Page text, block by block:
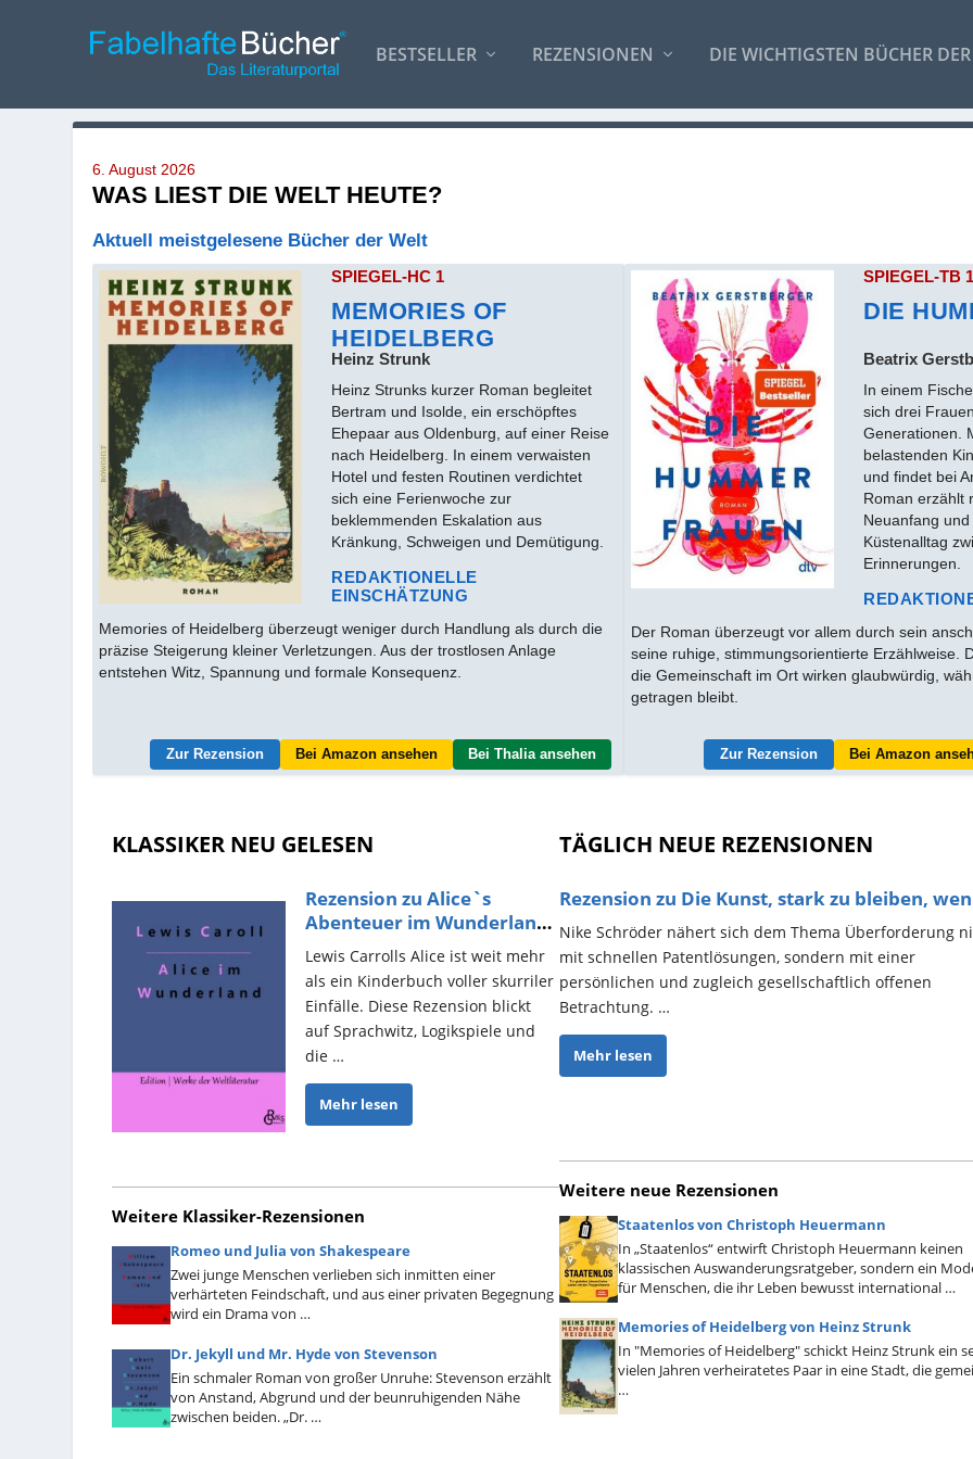
BESTSELLER REZENSIONEN DIE WICHTIGSTEN BÜCHER
6. August 2026
WAS LIEST DIE WELT HEUTE?
Aktuell meistgelesene Bücher der Welt
SPIEGEL-HC 1
MEMORIES OF
HEIDELBERG
Heinz Strunk
Heinz Strunks kurzer Roman begleitet
Bertram und Isolde, ein erschöpftes
Ehepaar aus Oldenburg, auf einer Reise
nach Heidelberg. In einem verwaisten
Hotel und festen Routinen verdichtet
sich eine Ferienwoche zur
beklemmenden Eskalation aus
Kränkung, Schweigen und Demütigung.
REDAKTIONELLE
EINSCHÄTZUNG
Memories of Heidelberg überzeugt weniger durch Handlung als durch die
präzise Steigerung kleiner Verletzungen. Aus der trostlosen Anlage
entstehen Witz, Spannung und formale Konsequenz.
Zur Rezension Bei Amazon ansehen Bei Thalia ansehen
SPIEGEL-TB 1
DIE
Beatrix
In einem
sich drei
Generationen.
belastenden
und findet bei
Roman erzählt
Neuanfang und
Küstenalltag
Erinnerungen.
Der Roman überzeugt vor allem durch sein
seine ruhige, stimmungsorientierte Erzählweise.
die Gemeinschaft im Ort wirken glaubwürdig,
getragen bleibt.
Zur Rezension Bei Amazon
KLASSIKER NEU GELESEN
Rezension zu Alice`s
Abenteuer im Wunderland
von...
Lewis Carrolls Alice ist weit mehr
als ein Kinderbuch voller skurriler
Einfälle. Diese Rezension blickt
auf Sprachwitz, Logikspiele und
die …
Mehr lesen
Weitere Klassiker-Rezensionen
Romeo und Julia von Shakespeare
Zwei junge Menschen verlieben sich inmitten einer
verhärteten Feindschaft, und aus einer privaten Begegnung
wird ein Drama von …
Dr. Jekyll und Mr. Hyde von Stevenson
Ein schmaler Roman von großer Unruhe: Stevenson erzählt
von Anstand, Abgrund und der beunruhigenden Nähe
zwischen beiden. „Dr. …
TÄGLICH NEUE REZENSIONEN
Rezension zu Die Kunst, stark zu bleiben,
Nike Schröder nähert sich dem Thema Überforderung
mit schnellen Patentlösungen, sondern mit einer
persönlichen und zugleich gesellschaftlich offenen
Betrachtung. …
Mehr lesen
Weitere neue Rezensionen
Staatenlos von Christoph Heuermann
In „Staatenlos“ entwirft Christoph Heuermann keinen
klassischen Auswanderungsratgeber, sondern ein
für Menschen, die ihr Leben bewusst international …
Memories of Heidelberg von Heinz Strunk
In "Memories of Heidelberg" schickt Heinz Strunk ein
vielen Jahren verheiratetes Paar in eine Stadt, die
…